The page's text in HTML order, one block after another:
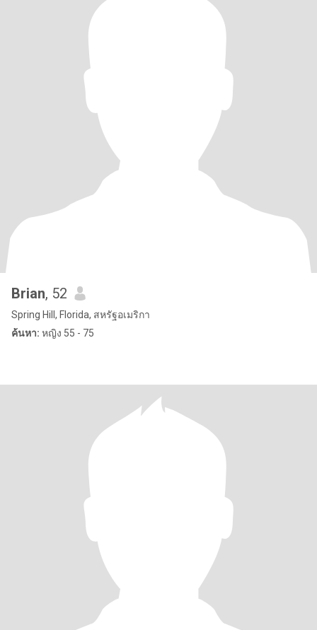
Brian, 52
Spring Hill, Florida, สหรัฐอเมริกา
ค้นหา: หญิง 55 - 75